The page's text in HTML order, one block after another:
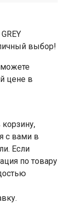
выбор!
цене в
корзину,
с вами в
Если
по товару